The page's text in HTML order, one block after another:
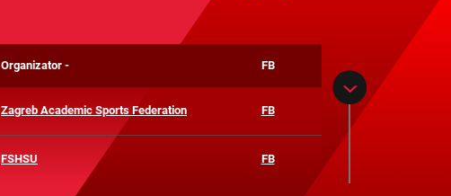
Kickboxing
Wioślarstwo
Organizator FB
Zagreb Academic Sports Federation FB
FSHSU FB